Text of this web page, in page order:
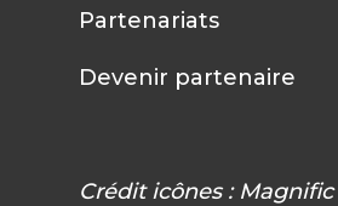
Partenariats
Devenir partenaire
Crédit icônes : Magnific